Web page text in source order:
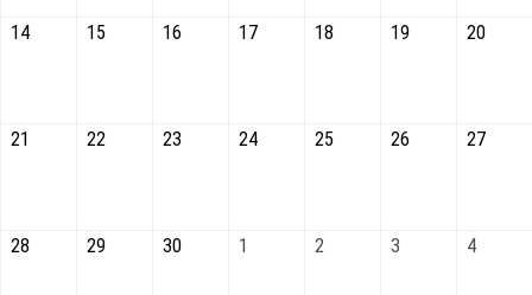
14 15 16 17 18 19 20
21 22 23 24 25 26 27
28 29 30 1 2 3 4